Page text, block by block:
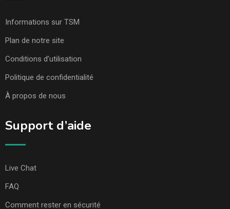
Informations sur TSM
Plan de notre site
Conditions d’utilisation
Politique de confidentialité
À propos de nous
Support d’aide
Live Chat
FAQ
Comment rester en sécurité